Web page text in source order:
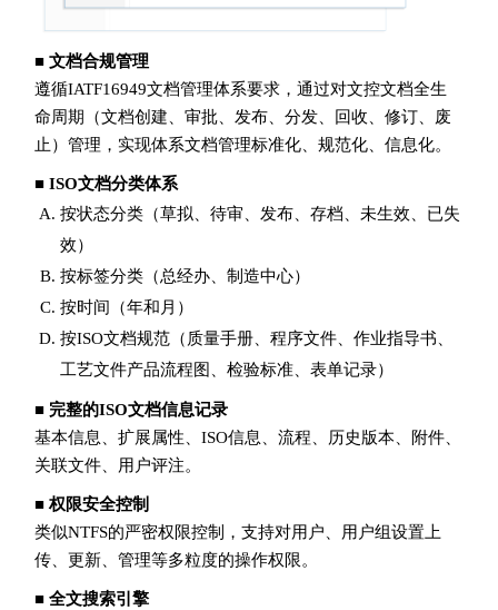
■ 文档合规管理
遵循IATF16949文档管理体系要求，通过对文控文档全生
命周期（文档创建、审批、发布、分发、回收、修订、废
止）管理，实现体系文档管理标准化、规范化、信息化。
■ ISO文档分类体系
按状态分类（草拟、待审、发布、存档、未生效、已失
效）
按标签分类（总经办、制造中心）
按时间（年和月）
按ISO文档规范（质量手册、程序文件、作业指导书、
工艺文件产品流程图、检验标准、表单记录）
■ 完整的ISO文档信息记录
基本信息、扩展属性、ISO信息、流程、历史版本、附件、
关联文件、用户评注。
■ 权限安全控制
类似NTFS的严密权限控制，支持对用户、用户组设置上
传、更新、管理等多粒度的操作权限。
■ 全文搜索引擎